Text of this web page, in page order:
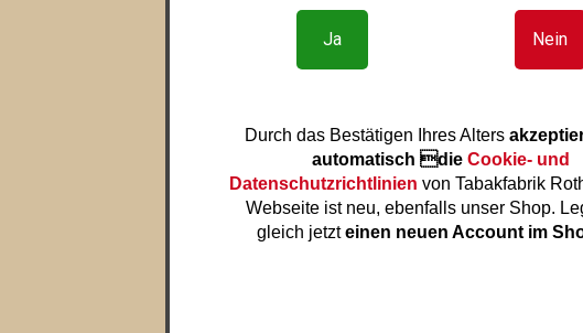
Ja Nein
Durch das Bestätigen Ihres Alters
automatisch die Cookie- und
Datenschutzrichtlinien von Tabakfabrik
Webseite ist neu, ebenfalls unser Shop.
gleich jetzteinen neuen Account im